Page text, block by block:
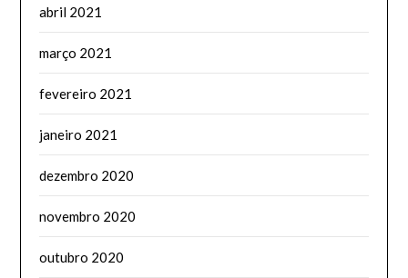
abril 2021
março 2021
fevereiro 2021
janeiro 2021
dezembro 2020
novembro 2020
outubro 2020